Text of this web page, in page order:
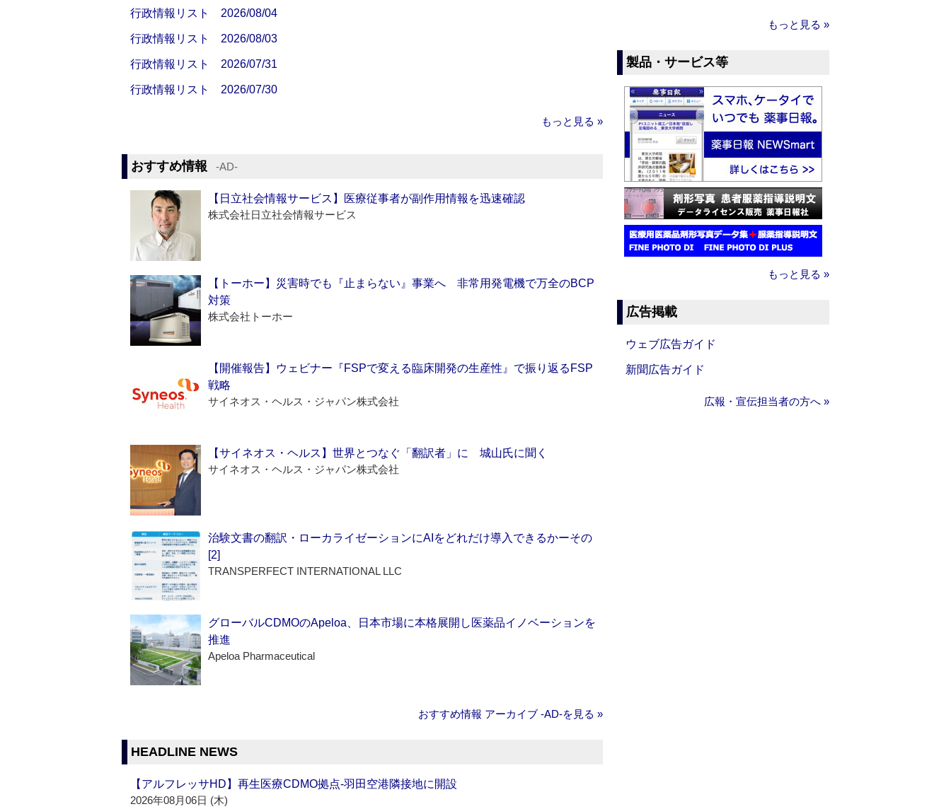
行政情報リスト 2026/08/04
行政情報リスト 2026/08/03
行政情報リスト 2026/07/31
行政情報リスト 2026/07/30
もっと見る »
おすすめ情報 ‐AD‐
【日立社会情報サービス】医療従事者が副作用情報を迅速確認
株式会社日立社会情報サービス
【トーホー】災害時でも『止まらない』事業へ 非常用発電機で万全のBCP
対策
株式会社トーホー
【開催報告】ウェビナー『FSPで変える臨床開発の生産性』で振り返るFSP
戦略
サイネオス・ヘルス・ジャパン株式会社
【サイネオス・ヘルス】世界とつなぐ「翻訳者」に 城山氏に聞く
サイネオス・ヘルス・ジャパン株式会社
治験文書の翻訳・ローカライゼーションにAIをどれだけ導入できるかーその
[2]
TRANSPERFECT INTERNATIONAL LLC
グローバルCDMOのApeloa、日本市場に本格展開し医薬品イノベーションを
推進
Apeloa Pharmaceutical
おすすめ情報 アーカイブ ‐AD‐を見る »
HEADLINE NEWS
【アルフレッサHD】再生医療CDMO拠点‐羽田空港隣接地に開設
2026年08月06日 (木)
もっと見る »
製品・サービス等
もっと見る »
広告掲載
ウェブ広告ガイド
新聞広告ガイド
広報・宣伝担当者の方へ »